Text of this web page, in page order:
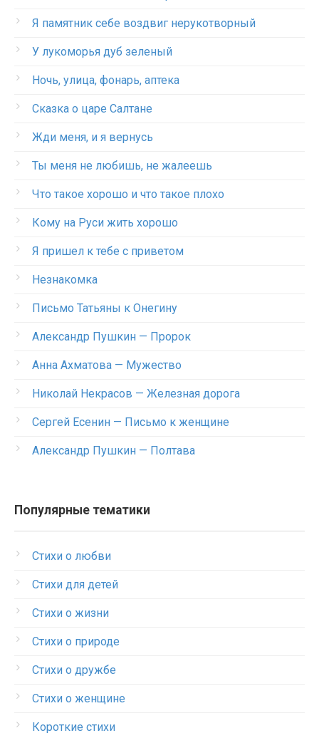
Я памятник себе воздвиг нерукотворный
У лукоморья дуб зеленый
Ночь, улица, фонарь, аптека
Сказка о царе Салтане
Жди меня, и я вернусь
Ты меня не любишь, не жалеешь
Что такое хорошо и что такое плохо
Кому на Руси жить хорошо
Я пришел к тебе с приветом
Незнакомка
Письмо Татьяны к Онегину
Александр Пушкин — Пророк
Анна Ахматова — Мужество
Николай Некрасов — Железная дорога
Сергей Есенин — Письмо к женщине
Александр Пушкин — Полтава
Популярные тематики
Стихи о любви
Стихи для детей
Стихи о жизни
Стихи о природе
Стихи о дружбе
Стихи о женщине
Короткие стихи